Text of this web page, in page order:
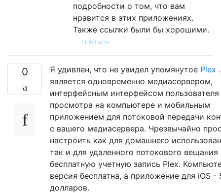
подробности о том, что вам
нравится в этих приложениях.
Также ссылки были бы хорошими.
— Nohillside
0 Я удивлен, что не увидел упомянутое Plex
является одновременно медиасервером,
интерфейсным интерфейсом пользователя
просмотра на компьютере и мобильным
приложением для потоковой передачи
с вашего медиасервера. Чрезвычайно
настроить как для домашнего
так и для удаленного потокового вещания
бесплатную учетную запись Plex.
версия бесплатна, а приложение для iOS -
долларов.